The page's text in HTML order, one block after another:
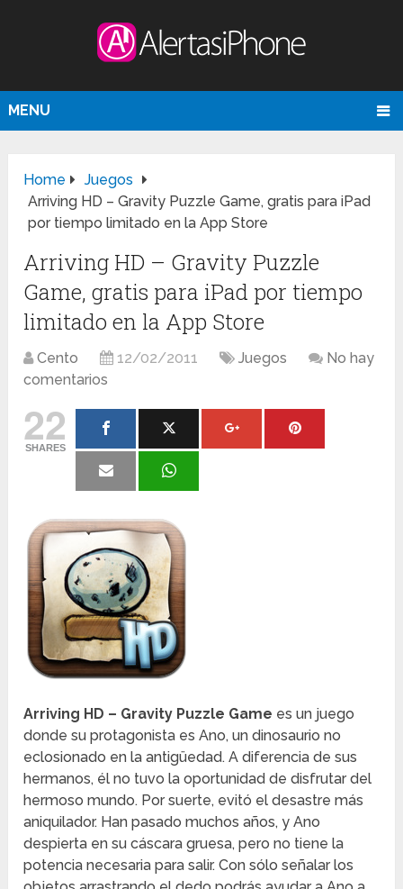
MENU
Home
Juegos
Arriving HD – Gravity Puzzle Game, gratis para iPad
por tiempo limitado en la App Store
Arriving HD – Gravity Puzzle
Game, gratis para iPad por tiempo
limitado en la App Store
Cento 12/02/2011 Juegos
No hay
comentarios
22
SHARES
Arriving HD – Gravity Puzzle Game es un juego
donde su protagonista es Ano, un dinosaurio no
eclosionado en la antigüedad. A diferencia de sus
hermanos, él no tuvo la oportunidad de disfrutar del
hermoso mundo. Por suerte, evitó el desastre más
aniquilador. Han pasado muchos años, y Ano
despierta en su cáscara gruesa, pero no tiene la
potencia necesaria para salir. Con sólo señalar los